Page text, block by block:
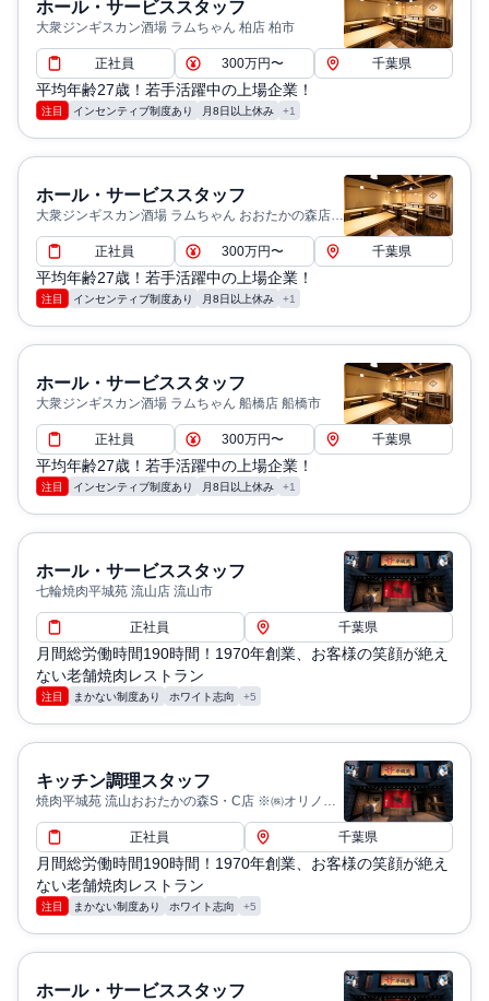
ホール・サービススタッフ
大衆ジンギスカン酒場 ラムちゃん 柏店 柏市
正社員 300万円〜 千葉県
平均年齢27歳！若手活躍中の上場企業！
注目 インセンティブ制度あり 月8日以上休み +1
ホール・サービススタッフ
大衆ジンギスカン酒場 ラムちゃん おおたかの森店
流山市
正社員
300万円〜 千葉県
平均年齢27歳！若手活躍中の上場企業！
注目 インセンティブ制度あり 月8日以上休み +1
ホール・サービススタッフ
大衆ジンギスカン酒場 ラムちゃん 船橋店 船橋市
正社員 300万円〜 千葉県
平均年齢27歳！若手活躍中の上場企業！
注目 インセンティブ制度あり 月8日以上休み +1
ホール・サービススタッフ
七輪焼肉平城苑 流山店 流山市
正社員 千葉県
月間総労働時間190時間！1970年創業、お客様の笑顔が絶え
ない老舗焼肉レストラン
注目 まかない制度あり ホワイト志向 +5
キッチン調理スタッフ
焼肉平城苑 流山おおたかの森S・C店 ※㈱オリノが
経営 流山市
正社員
千葉県
月間総労働時間190時間！1970年創業、お客様の笑顔が絶え
ない老舗焼肉レストラン
注目 まかない制度あり ホワイト志向 +5
ホール・サービススタッフ